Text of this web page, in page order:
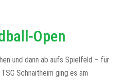
Open
und dann ab aufs Spielfeld – für
Schnaitheim ging es am